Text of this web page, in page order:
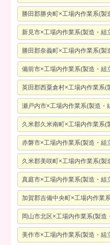
勝田郡勝央町×工場内作業系(製
新見市×工場内作業系(製造・組
勝田郡奈義町×工場内作業系(製
備前市×工場内作業系(製造・組
英田郡西粟倉村×工場内作業系(
瀬戸内市×工場内作業系(製造・
久米郡久米南町×工場内作業系(
赤磐市×工場内作業系(製造・組
久米郡美咲町×工場内作業系(製
真庭市×工場内作業系(製造・組
加賀郡吉備中央町×工場内作業
岡山市北区×工場内作業系(製造
美作市×工場内作業系(製造・組